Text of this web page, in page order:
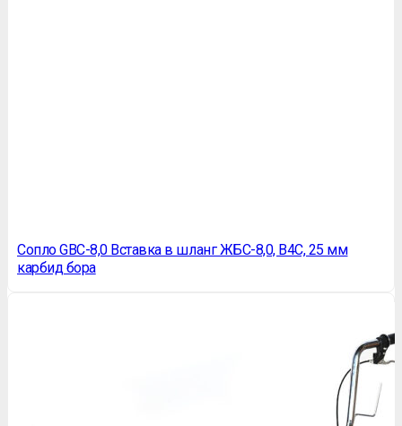
Сопло GBC-8,0 Вставка в шланг ЖБС-8,0, B4C, 25 мм
карбид бора